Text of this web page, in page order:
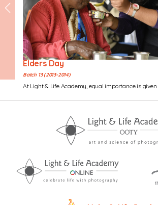
Elders Day
Batch 13 (2013-2014)
At Light & Life Academy, equal importance is given